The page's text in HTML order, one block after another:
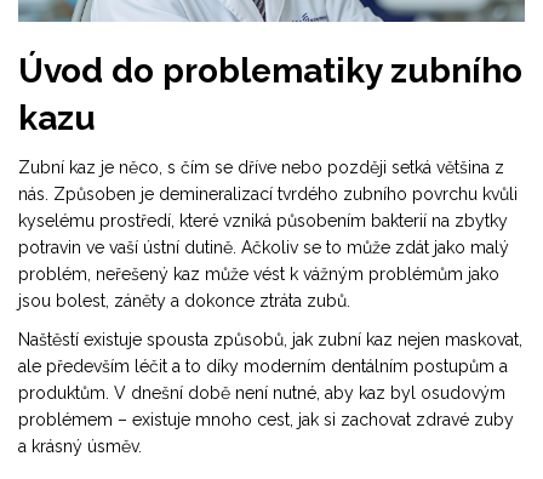
Úvod do problematiky zubního
kazu
Zubní kaz je něco, s čím se dříve nebo později setká většina z
nás. Způsoben je demineralizací tvrdého zubního povrchu kvůli
kyselému prostředí, které vzniká působením bakterií na zbytky
potravin ve vaší ústní dutině. Ačkoliv se to může zdát jako malý
problém, neřešený kaz může vést k vážným problémům jako
jsou bolest, záněty a dokonce ztráta zubů.
Naštěstí existuje spousta způsobů, jak zubní kaz nejen maskovat,
ale především léčit a to díky moderním dentálním postupům a
produktům. V dnešní době není nutné, aby kaz byl osudovým
problémem – existuje mnoho cest, jak si zachovat zdravé zuby
a krásný úsměv.